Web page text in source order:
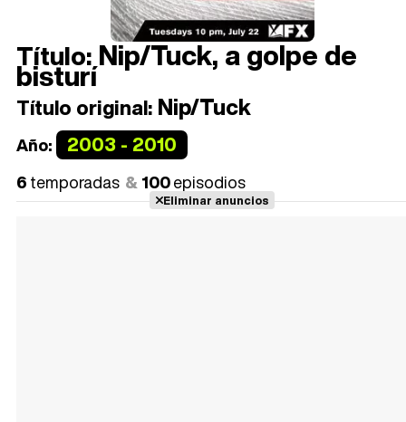
Título:Nip/Tuck, a golpe de
bisturí
Título original: Nip/Tuck
Año: 2003 - 2010
6temporadas 100episodios
Eliminar anuncios